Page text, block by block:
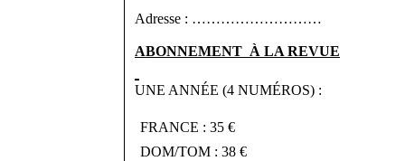
Adresse : ………………………
ABONNEMENT À LA REVUE
UNE ANNÉE (4 NUMÉROS) :
FRANCE : 35 €
DOM/TOM : 38 €